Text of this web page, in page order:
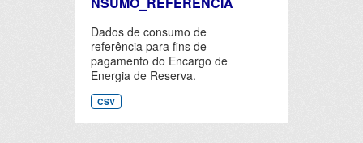
Dados de consumo de
referência para fins de
pagamento do Encargo de
Energia de Reserva.
CSV